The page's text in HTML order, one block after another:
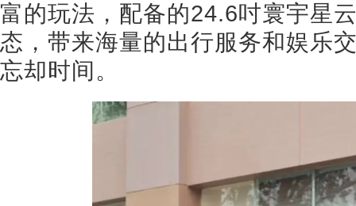
富的玩法，配备的24.6吋寰宇星
态，带来海量的出行服务和娱乐
忘却时间。